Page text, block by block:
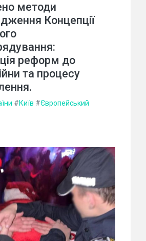
методи
Концепції
реформ до
та процесу
#Київ #Європейський